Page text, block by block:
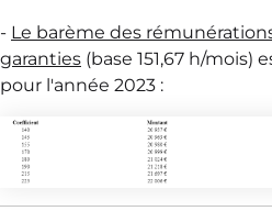
- Le barème des
garanties (base 151,67 h/mois)
pour l'année 2023 :